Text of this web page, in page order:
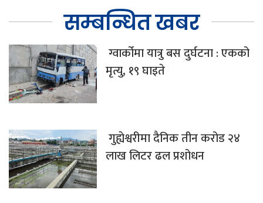
सम्बन्धित खबर
ग्वार्कोमा यात्रु बस दुर्घटना : एकको
मृत्यु, १९ घाइते
गुह्येश्वरीमा दैनिक तीन करोड २४
लाख लिटर ढल प्रशोधन